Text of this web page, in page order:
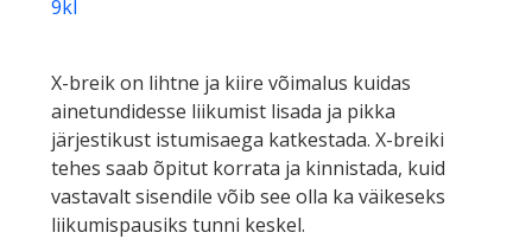
9kl
X-breik on lihtne ja kiire võimalus kuidas
ainetundidesse liikumist lisada ja pikka
järjestikust istumisaega katkestada. X-breiki
tehes saab õpitut korrata ja kinnistada, kuid
vastavalt sisendile võib see olla ka väikeseks
liikumispausiks tunni keskel.